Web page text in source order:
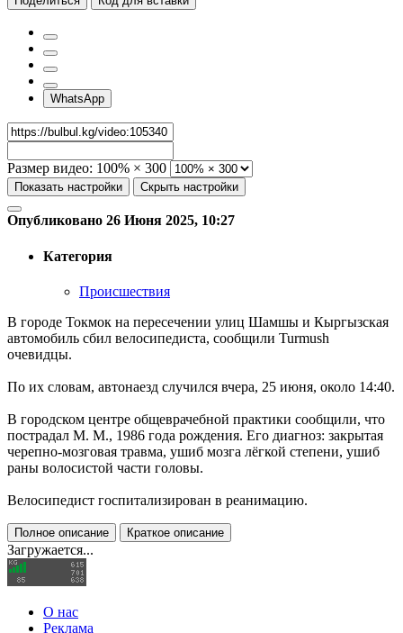
WhatsApp
Размер видео: 100% × 300
Показать настройки Скрыть настройки
Опубликовано 26 Июня 2025, 10:27
Категория
Происшествия
В городе Токмок на пересечении улиц Шамшы и Кыргызская
автомобиль сбил велосипедиста, сообщили Turmush
очевидцы.
По их словам, автонаезд случился вчера, 25 июня, около 14:40.
В городском центре общеврачебной практики сообщили, что
пострадал М. М., 1986 года рождения. Его диагноз: закрытая
черепно-мозговая травма, ушиб мозга лёгкой степени, ушиб
раны волосистой части головы.
Велосипедист госпитализирован в реанимацию.
Полное описание Краткое описание
Загружается...
О нас
Реклама